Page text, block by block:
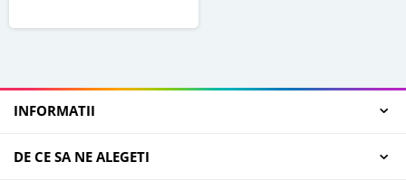
INFORMATII
DE CE SA NE ALEGETI